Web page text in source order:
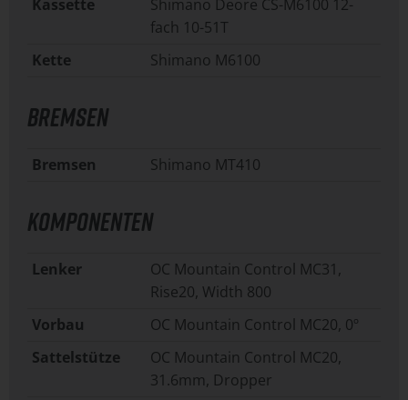
Kassette
Shimano Deore CS-M6100 12-
fach 10-51T
Kette
Shimano M6100
BREMSEN
Bremsen Shimano MT410
KOMPONENTEN
Lenker
OC Mountain Control MC31,
Rise20, Width 800
Vorbau
OC Mountain Control MC20, 0º
Sattelstütze
OC Mountain Control MC20,
31.6mm, Dropper